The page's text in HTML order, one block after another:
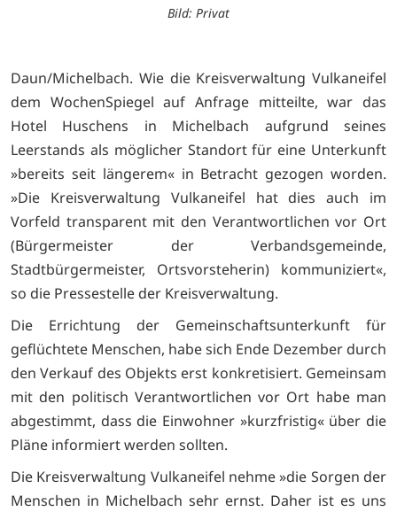
Bild: Privat
Daun/Michelbach. Wie die Kreisverwaltung Vulkaneifel
dem WochenSpiegel auf Anfrage mitteilte, war das
Hotel Huschens in Michelbach aufgrund seines
Leerstands als möglicher Standort für eine Unterkunft
»bereits seit längerem« in Betracht gezogen worden.
»Die Kreisverwaltung Vulkaneifel hat dies auch im
Vorfeld transparent mit den Verantwortlichen vor Ort
(Bürgermeister der Verbandsgemeinde,
Stadtbürgermeister, Ortsvorsteherin) kommuniziert«,
so die Pressestelle der Kreisverwaltung.
Die Errichtung der Gemeinschaftsunterkunft für
geflüchtete Menschen, habe sich Ende Dezember durch
den Verkauf des Objekts erst konkretisiert. Gemeinsam
mit den politisch Verantwortlichen vor Ort habe man
abgestimmt, dass die Einwohner »kurzfristig« über die
Pläne informiert werden sollten.
Die Kreisverwaltung Vulkaneifel nehme »die Sorgen der
Menschen in Michelbach sehr ernst. Daher ist es uns